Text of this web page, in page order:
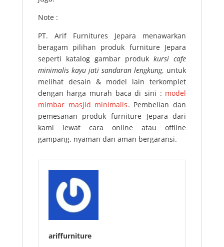
Note :
PT. Arif Furnitures Jepara menawarkan
beragam pilihan produk furniture Jepara
seperti katalog gambar produkkursi cafe
minimalis kayu jati sandaran lengkung, untuk
melihat desain & model lain terkomplet
dengan harga murah baca di sini : model
mimbar masjid minimalis. Pembelian dan
pemesanan produk furniture Jepara dari
kami lewat cara online atau offline
gampang, nyaman dan aman bergaransi.
ariffurniture